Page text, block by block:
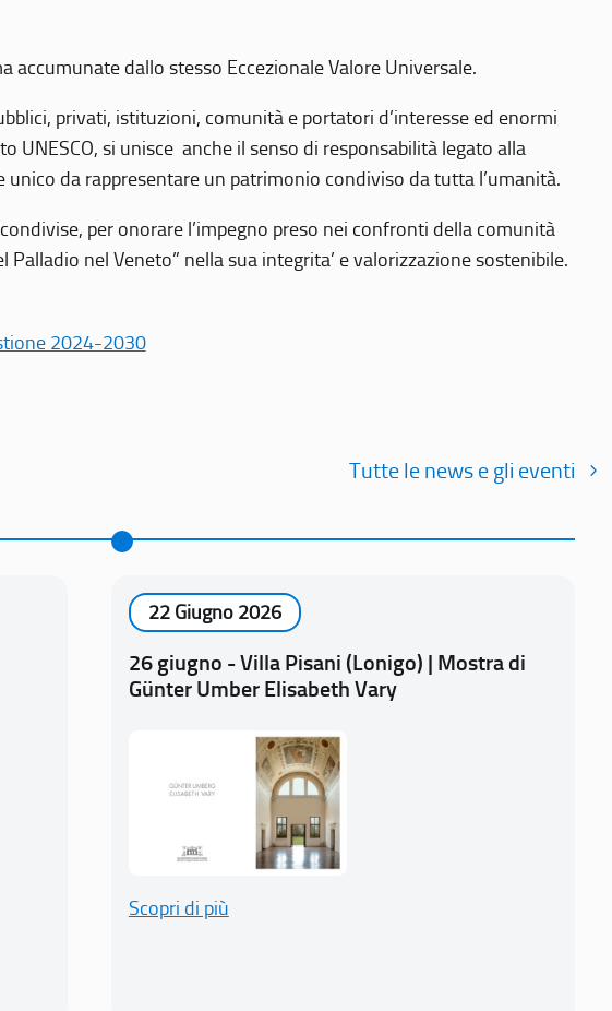
dallo stesso Eccezionale Valore Universale.
privati, istituzioni, comunità e portatori d’interesse ed enormi
UNESCO, si unisce anche il senso di responsabilità legato alla
da rappresentare un patrimonio condiviso da tutta l’umanità.
per onorare l’impegno preso nei confronti della comunità
nel Veneto” nella sua integrita’ e valorizzazione sostenibile.
2024-2030
Tutte le news e gli eventi
22 Giugno 2026
26 giugno - Villa Pisani (Lonigo) | Mostra di
Günter Umber Elisabeth Vary
Scopri di più